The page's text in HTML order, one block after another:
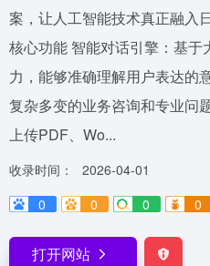
案，让人工智能技术真正融入
核心功能 智能对话引擎：基
力，能够准确理解用户表达的
复杂多变的业务咨询和专业问
上传PDF、Wo...
收录时间：
2026-04-01
0
0 0 0
打开网站